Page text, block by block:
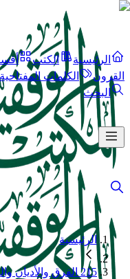
الرئيسية الكتب
القرون
الكلمات المفتاحية
البحث
الرئيسية
215 الفرق والأديان والردود